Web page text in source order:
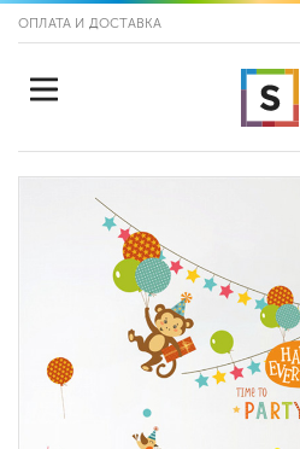
ОПЛАТА И ДОСТАВКА